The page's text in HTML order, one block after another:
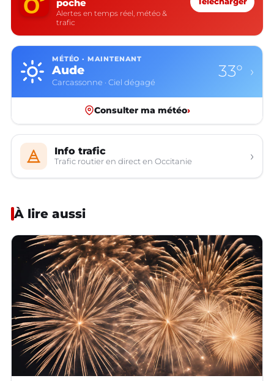
poche
Alertes en temps réel, météo &
trafic
MÉTÉO · MAINTENANT
Aude
Carcassonne · Ciel dégagé
33° ›
Consulter ma météo›
Info trafic
Trafic routier en direct en Occitanie ›
À lire aussi